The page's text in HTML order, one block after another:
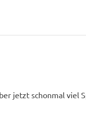
jetzt schonmal viel